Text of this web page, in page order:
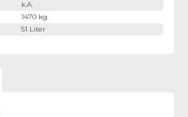
k.A.
1470 kg
51 Liter